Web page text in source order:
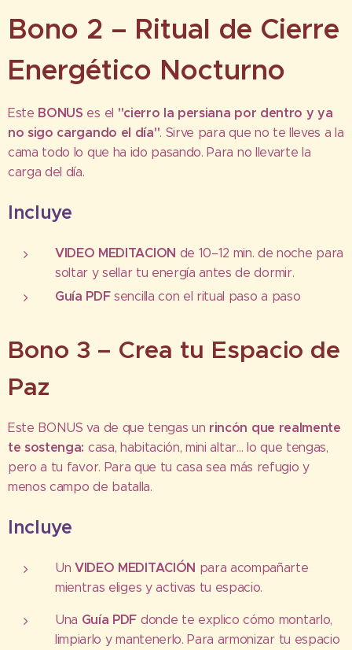
Bono 2 – Ritual de Cierre
Energético Nocturno
Este BONUS es el "cierro la persiana por dentro y ya
no sigo cargando el día". Sirve para que no te lleves a la
cama todo lo que ha ido pasando. Para no llevarte la
carga del día.
Incluye
VIDEO MEDITACION de 10–12 min. de noche para
soltar y sellar tu energía antes de dormir.
Guía PDFsencilla con el ritual paso a paso
Bono 3 – Crea tu Espacio de
Paz
Este BONUS va de que tengas un rincón que realmente
te sostenga: casa, habitación, mini altar… lo que tengas,
pero a tu favor. Para que tu casa sea más refugio y
menos campo de batalla.
Incluye
UnVIDEO MEDITACIÓN para acompañarte
mientras eliges y activas tu espacio.
Una Guía PDF donde te explico cómo montarlo,
limpiarlo y mantenerlo. Para armonizar tu espacio